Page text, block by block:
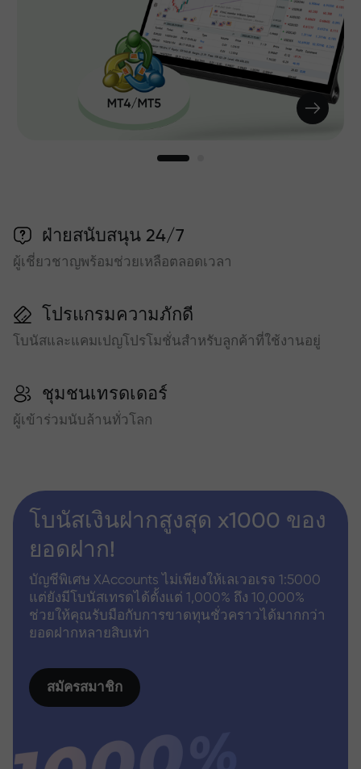
ฝ่ายสนับสนุน 24/7
ผู้เชี่ยวชาญพร้อมช่วยเหลือตลอดเวลา
โปรแกรมความภักดี
โบนัสและแคมเปญโปรโมชั่นสำหรับลูกค้าที่ใช้งานอยู่
ชุมชนเทรดเดอร์
ผู้เข้าร่วมนับล้านทั่วโลก
โบนัสเงินฝากสูงสุด x1000 ของ
ยอดฝาก!
บัญชีพิเศษ XAccounts ไม่เพียงให้เลเวอเรจ 1:5000
แต่ยังมีโบนัสเทรดได้ตั้งแต่ 1,000% ถึง 10,000%
ช่วยให้คุณรับมือกับการขาดทุนชั่วคราวได้มากกว่า
ยอดฝากหลายสิบเท่า
สมัครสมาชิก